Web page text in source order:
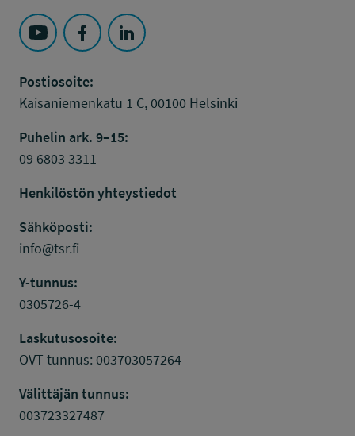
Seuraa Työsuojelurahasto kohteessa: YouTube
Seuraa Työsuojelurahasto kohteessa:
Seuraa Työsuojelurahasto kohteessa:
Postiosoite:
Kaisaniemenkatu 1 C, 00100 Helsinki
Puhelin ark. 9–15:
09 6803 3311
Henkilöstön yhteystiedot
Sähköposti:
info@tsr.fi
Y-tunnus:
0305726-4
Laskutusosoite:
OVT tunnus: 003703057264
Välittäjän tunnus:
003723327487